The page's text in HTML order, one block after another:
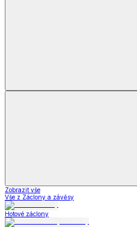
Zobrazit vše
Vše z Záclony a závěsy
Hotové záclony